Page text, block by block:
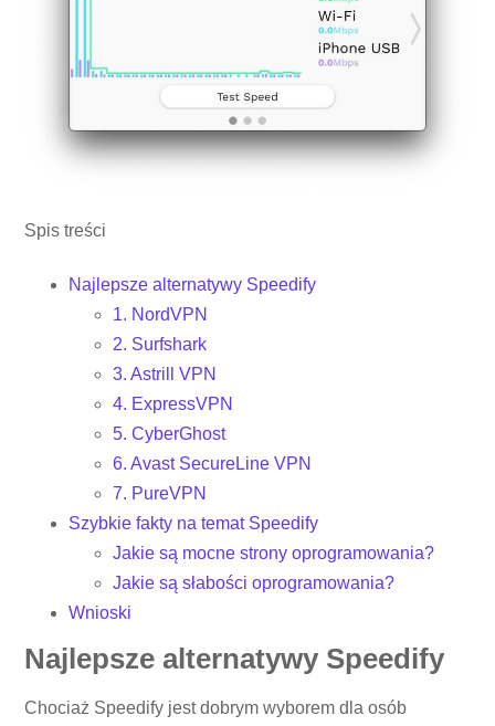
Spis treści
Najlepsze alternatywy Speedify
1. NordVPN
2. Surfshark
3. Astrill VPN
4. ExpressVPN
5. CyberGhost
6. Avast SecureLine VPN
7. PureVPN
Szybkie fakty na temat Speedify
Jakie są mocne strony oprogramowania?
Jakie są słabości oprogramowania?
Wnioski
Najlepsze alternatywy Speedify
Chociaż Speedify jest dobrym wyborem dla osób